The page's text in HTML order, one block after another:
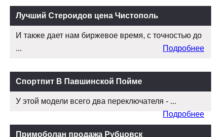
Лучший Стероидов цена Чистополь
И также дает нам биржевое время, с точностью до
...
Подробнее
Спортпит В Павшинской Пойме
У этой модели всего два переключателя - ...
Подробнее
Примоболан продажа Рубцовск